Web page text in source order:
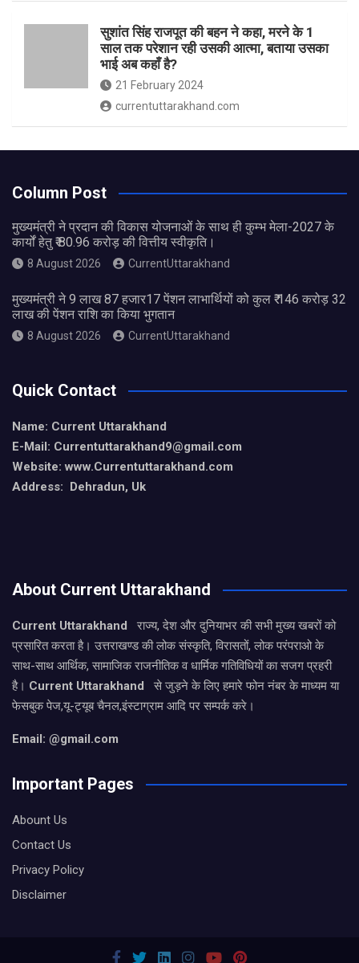
सुशांत सिंह राजपूत की बहन ने कहा, मरने के 1
साल तक परेशान रही उसकी आत्मा, बताया उसका
भाई अब कहाँ है?
21 February 2024
currentuttarakhand.com
Column Post
मुख्यमंत्री ने प्रदान की विकास योजनाओं के साथ ही कुम्भ मेला-2027 के
कार्यों हेतु ₹ 80.96 करोड़ की वित्तीय स्वीकृति।
8 August 2026 CurrentUttarakhand
मुख्यमंत्री ने 9 लाख 87 हजार17 पेंशन लाभार्थियों को कुल ₹ 146 करोड़ 32
लाख की पेंशन राशि का किया भुगतान
8 August 2026 CurrentUttarakhand
Quick Contact
Name: Current Uttarakhand
E-Mail: Currentuttarakhand9@gmail.com
Website: www.Currentuttarakhand.com
Address: Dehradun, Uk
About Current Uttarakhand
Current Uttarakhand
राज्य, देश और दुनियाभर की सभी मुख्य खबरों को
प्रसारित करता है। उत्तराखण्ड की लोक संस्कृति, विरासतों, लोक परंपराओ के
साथ-साथ आर्थिक, सामाजिक राजनीतिक व धार्मिक गतिविधियों का सजग प्रहरी
है। Current Uttarakhand
से जुड़ने के लिए हमारे फोन नंबर के माध्यम या
फेसबुक पेज,यू-ट्यूब चैनल,इंस्टाग्राम आदि पर सम्पर्क करे।
Email: @gmail.com
Important Pages
Abount Us
Contact Us
Privacy Policy
Disclaimer